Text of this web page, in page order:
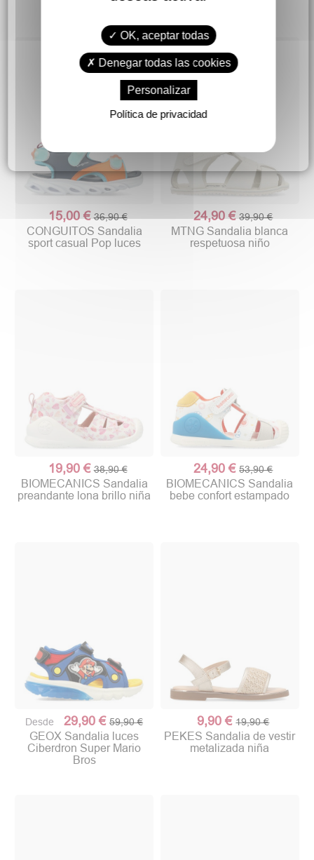
15,00 € 36,90 €
CONGUITOS Sandalia
sport casual Pop luces
24,90 € 39,90 €
MTNG Sandalia blanca
respetuosa niño
19,90 € 38,90 €
BIOMECANICS Sandalia
preandante lona brillo niña
24,90 € 53,90 €
BIOMECANICS Sandalia
bebe confort estampado
Desde 29,90 € 59,90 €
GEOX Sandalia luces
Ciberdron Super Mario
Bros
9,90 € 19,90 €
PEKES Sandalia de vestir
metalizada niña
OK, aceptar todas
Denegar todas las cookies
Personalizar
Política de privacidad